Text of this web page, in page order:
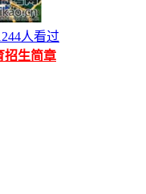
人看过
招生简章